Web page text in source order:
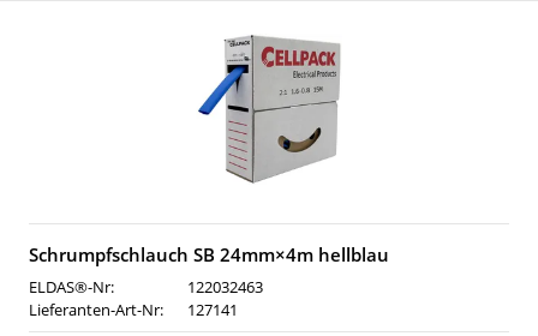
Schrumpfschlauch SB 24mm×4m hellblau
ELDAS®-Nr:
122032463
Lieferanten-Art-Nr:
127141